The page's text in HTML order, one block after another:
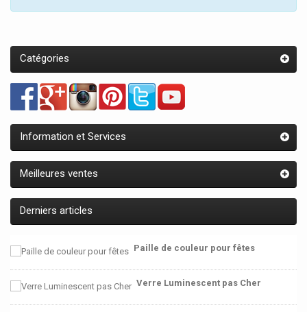
Catégories
Information et Services
Meilleures ventes
Derniers articles
Paille de couleur pour fêtes
Verre Luminescent pas Cher